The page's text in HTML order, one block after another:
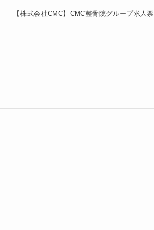
【株式会社CMC】CMC整骨院グループ求人票